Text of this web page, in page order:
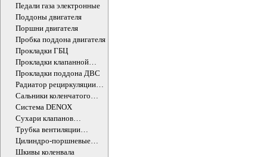
Педали газа электронные
Поддоны двигателя
Поршни двигателя
Пробка поддона двигателя
Прокладки ГБЦ
Прокладки клапанной
крышки
Прокладки поддона ДВС
Радиатор рециркуляции
ОГ
Сальники коленчатого
вала двигателя
Система DENOX
Сухари клапанов
впускных/выпускных
Трубка вентиляции
картера
Цилиндро-поршневые
группы ДВС
Шкивы коленвала